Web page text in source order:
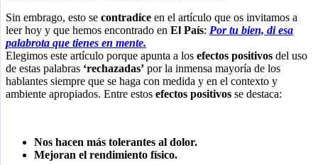
Sin embrago, esto se contradice en el artículo que os invitamos a
leer hoy y que hemos encontrado en El País: Por tu bien, di esa
palabrota que tienes en mente.
Elegimos este artículo porque apunta a los efectos positivos del uso
de estas palabras ‘rechazadas’ por la inmensa mayoría de los
hablantes siempre que se haga con medida y en el contexto y
ambiente apropiados. Entre estos efectos positivos se destaca:
Nos hacen más tolerantes al dolor.
Mejoran el rendimiento físico.